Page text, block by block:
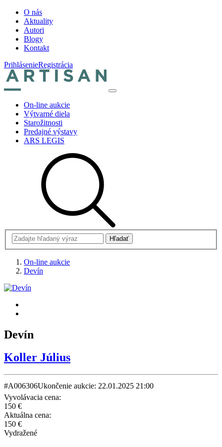
O nás
Aktuality
Autori
Blogy
Kontakt
PrihlásenieRegistrácia
On-line aukcie
Výtvarné diela
Starožitnosti
Predajné výstavy
ARS LEGIS
On-line aukcie
Devín
Devín
Koller Július
#A006306Ukončenie aukcie: 22.01.2025 21:00
Vyvolávacia cena:
150 €
Aktuálna cena:
150 €
Vydražené